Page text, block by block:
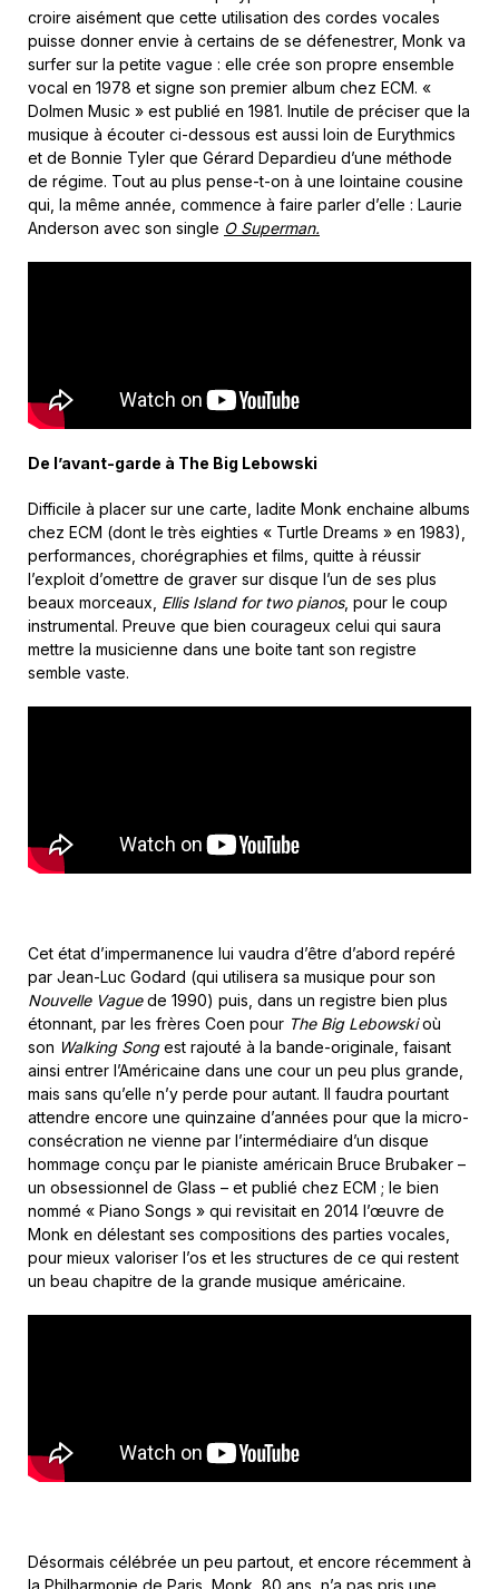
croire aisément que cette utilisation des cordes vocales
puisse donner envie à certains de se défenestrer, Monk va
surfer sur la petite vague : elle crée son propre ensemble
vocal en 1978 et signe son premier album chez ECM. «
Dolmen Music » est publié en 1981. Inutile de préciser que la
musique à écouter ci-dessous est aussi loin de Eurythmics
et de Bonnie Tyler que Gérard Depardieu d’une méthode
de régime. Tout au plus pense-t-on à une lointaine cousine
qui, la même année, commence à faire parler d’elle : Laurie
Anderson avec son single O Superman.
De l’avant-garde à The Big Lebowski
Difficile à placer sur une carte, ladite Monk enchaine albums
chez ECM (dont le très eighties « Turtle Dreams » en 1983),
performances, chorégraphies et films, quitte à réussir
l’exploit d’omettre de graver sur disque l’un de ses plus
beaux morceaux, Ellis Island for two pianos, pour le coup
instrumental. Preuve que bien courageux celui qui saura
mettre la musicienne dans une boite tant son registre
semble vaste.
Cet état d’impermanence lui vaudra d’être d’abord repéré
par Jean-Luc Godard (qui utilisera sa musique pour son
Nouvelle Vaguede 1990) puis, dans un registre bien plus
étonnant, par les frères Coen pour The Big Lebowskioù
son Walking Songest rajouté à la bande-originale, faisant
ainsi entrer l’Américaine dans une cour un peu plus grande,
mais sans qu’elle n’y perde pour autant. Il faudra pourtant
attendre encore une quinzaine d’années pour que la micro-
consécration ne vienne par l’intermédiaire d’un disque
hommage conçu par le pianiste américain Bruce Brubaker –
un obsessionnel de Glass – et publié chez ECM ; le bien
nommé « Piano Songs » qui revisitait en 2014 l’œuvre de
Monk en délestant ses compositions des parties vocales,
pour mieux valoriser l’os et les structures de ce qui restent
un beau chapitre de la grande musique américaine.
Désormais célébrée un peu partout, et encore récemment à
la Philharmonie de Paris, Monk, 80 ans, n’a pas pris une